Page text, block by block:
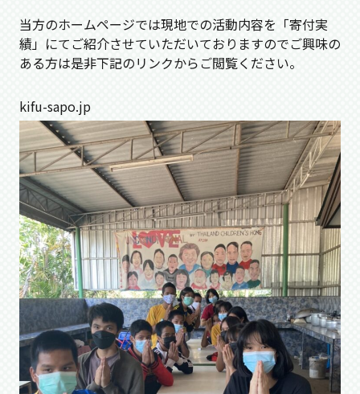
当方のホームページでは現地での活動内容を「寄付実
績」にてご紹介させていただいておりますのでご興味の
ある方は是非下記のリンクからご閲覧ください。
kifu-sapo.jp